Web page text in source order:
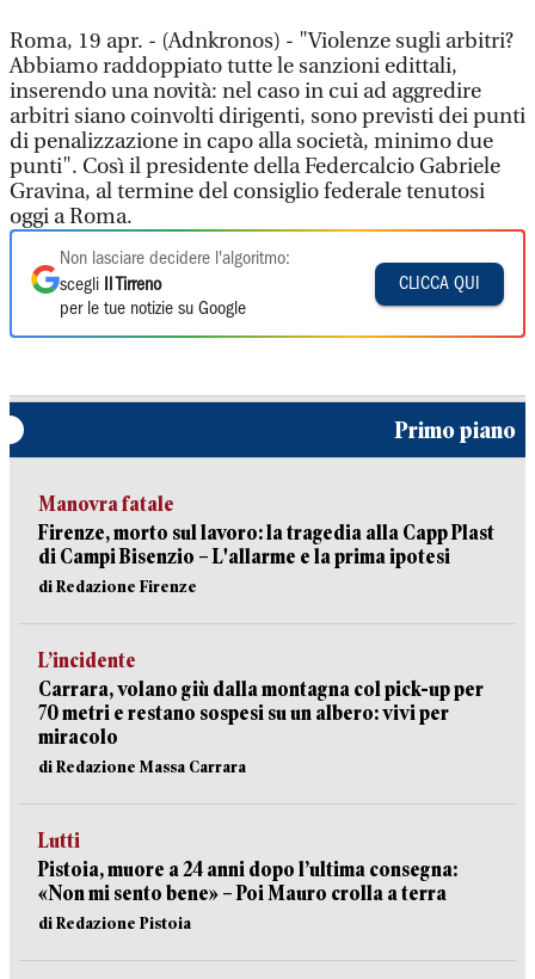
Roma, 19 apr. - (Adnkronos) - "Violenze sugli arbitri?
Abbiamo raddoppiato tutte le sanzioni edittali,
inserendo una novità: nel caso in cui ad aggredire
arbitri siano coinvolti dirigenti, sono previsti dei punti
di penalizzazione in capo alla società, minimo due
punti". Così il presidente della Federcalcio Gabriele
Gravina, al termine del consiglio federale tenutosi
oggi a Roma.
Non lasciare decidere l'algoritmo:
scegli
Il Tirreno
per le tue notizie su Google
CLICCA QUI
Primo piano
Manovra fatale
Firenze, morto sul lavoro: la tragedia alla Capp Plast
di Campi Bisenzio – L'allarme e la prima ipotesi
di Redazione Firenze
L’incidente
Carrara, volano giù dalla montagna col pick-up per
70 metri e restano sospesi su un albero: vivi per
miracolo
di Redazione Massa Carrara
Lutti
Pistoia, muore a 24 anni dopo l’ultima consegna:
«Non mi sento bene» – Poi Mauro crolla a terra
di Redazione Pistoia